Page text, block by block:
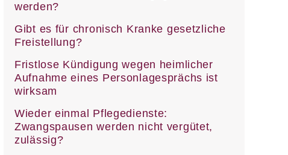
werden?
Gibt es für chronisch Kranke gesetzliche
Freistellung?
Fristlose Kündigung wegen heimlicher
Aufnahme eines Personlagesprächs ist
wirksam
Wieder einmal Pflegedienste:
Zwangspausen werden nicht vergütet,
zulässig?